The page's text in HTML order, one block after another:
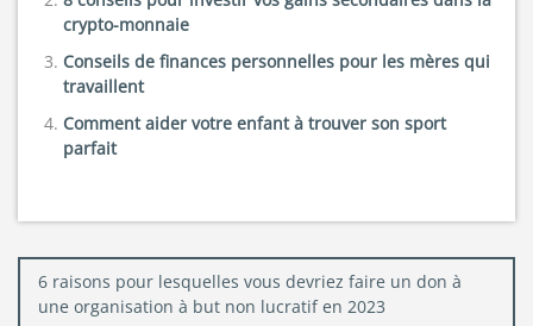
crypto-monnaie
Conseils de finances personnelles pour les mères qui
travaillent
Comment aider votre enfant à trouver son sport
parfait
Navigation
de
6 raisons pour lesquelles vous devriez faire un don à
une organisation à but non lucratif en 2023